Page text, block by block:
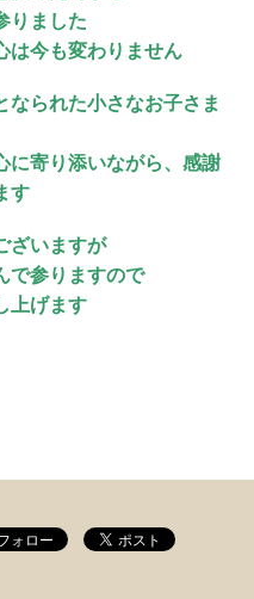
りました
は今も変わりません
なられた小さなお子さま
に寄り添いながら、感謝
す
ざいますが
で参りますので
上げます